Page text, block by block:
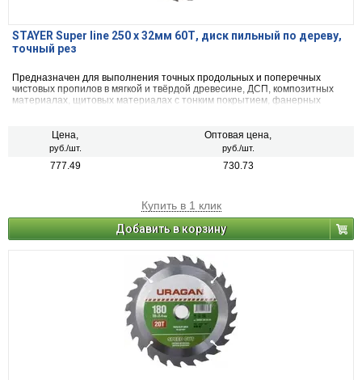
STAYER Super line 250 x 32мм 60Т, диск пильный по дереву,
точный рез
Предназначен для выполнения точных продольных и поперечных
чистовых пропилов в мягкой и твёрдой древесине, ДСП, композитных
материалах, щитовых материалах с тонким покрытием, фанерных
Цена,
руб./шт.
Оптовая цена,
руб./шт.
777.49 730.73
Купить в 1 клик
Добавить в корзину